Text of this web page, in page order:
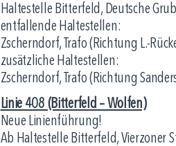
Haltestelle Bitterfeld, Deutsche
entfallende Haltestellen:
Zscherndorf, Trafo (Richtung L.-
zusätzliche Haltestellen:
Zscherndorf, Trafo (Richtung
Linie 408 (Bitterfeld – Wolfen)
Neue Linienführung!
Ab Haltestelle Bitterfeld, Vierzoner